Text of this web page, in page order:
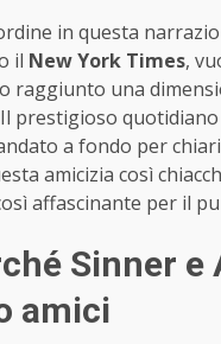
in questa
il New York Times,
raggiunto una
prestigioso quotidiano
a fondo per
amicizia così
affascinante per il
Sinner e
amici